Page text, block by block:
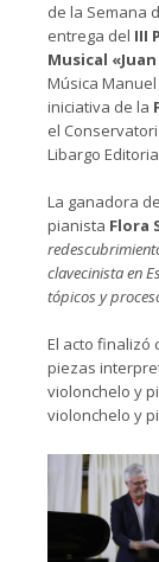
de la Semana
entrega del III
Musical
Música
iniciativa de la
el
Libargo
La ganadora
pianista Flora
clavecinista en
tópicos y
El acto finalizó
piezas
violonchelo y
violonchelo y